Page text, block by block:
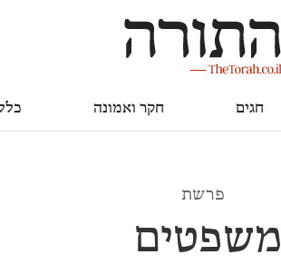
חגים חקר ואמונה
חקר ואמונה כללי
פרשת
משפטים